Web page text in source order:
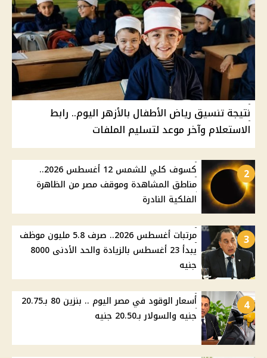
نتيجة تنسيق رياض الأطفال بالأزهر اليوم.. رابط
الاستعلام وآخر موعد لتسليم الملفات
2
كسوف كلي للشمس 12 أغسطس 2026..
مناطق المشاهدة وموقف مصر من الظاهرة
الفلكية النادرة
3
مرتبات أغسطس 2026.. صرف 5.8 مليون موظف
يبدأ 23 أغسطس بالزيادة والحد الأدنى 8000
جنيه
4
أسعار الوقود في مصر اليوم .. بنزين 80 بـ20.75
جنيه والسولار بـ20.50 جنيه